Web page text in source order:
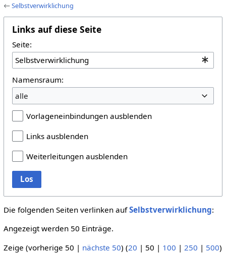
←Selbstverwirklichung
Links auf diese Seite
Seite:
Namensraum:
alle
Vorlageneinbindungen ausblenden
Links ausblenden
Weiterleitungen ausblenden
Los
Die folgenden Seiten verlinken aufSelbstverwirklichung:
Angezeigt werden 50 Einträge.
Zeige (vorherige 50 | nächste 50) (20 | 50 | 100 | 250 | 500)